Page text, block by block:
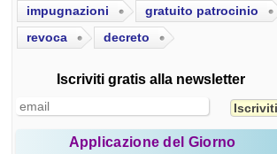
impugnazioni
gratuito patrocinio
revoca
decreto
Iscriviti gratis alla newsletter
Applicazione del Giorno